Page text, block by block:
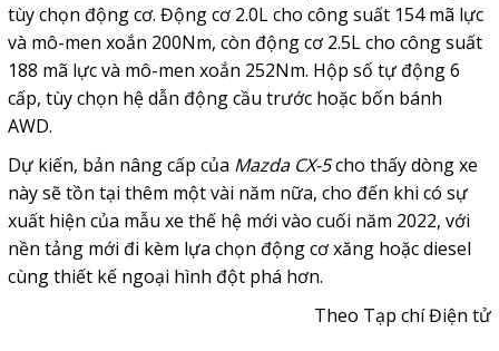
tùy chọn động cơ. Động cơ 2.0L cho công suất 154 mã lực
và mô-men xoắn 200Nm, còn động cơ 2.5L cho công suất
188 mã lực và mô-men xoắn 252Nm. Hộp số tự động 6
cấp, tùy chọn hệ dẫn động cầu trước hoặc bốn bánh
AWD.
Dự kiến, bản nâng cấp của Mazda CX-5cho thấy dòng xe
này sẽ tồn tại thêm một vài năm nữa, cho đến khi có sự
xuất hiện của mẫu xe thế hệ mới vào cuối năm 2022, với
nền tảng mới đi kèm lựa chọn động cơ xăng hoặc diesel
cùng thiết kế ngoại hình đột phá hơn.
Theo Tạp chí Điện tử